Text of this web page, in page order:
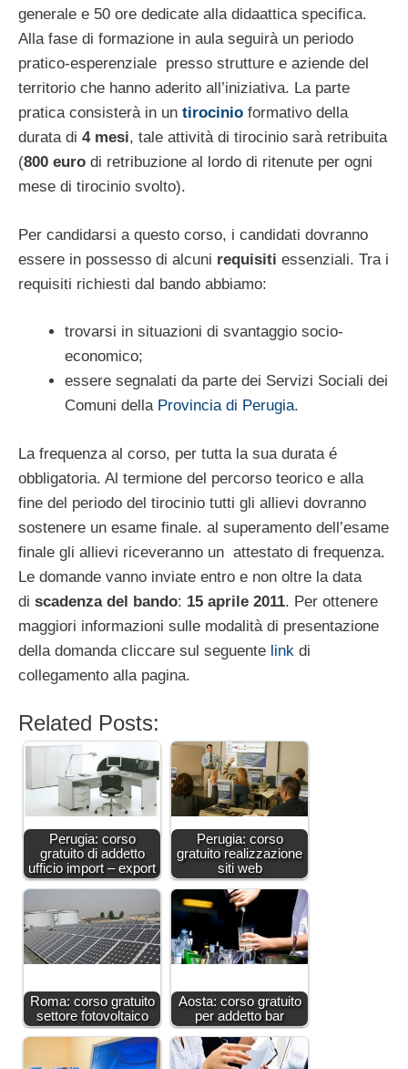
generale e 50 ore dedicate alla didaattica specifica.
Alla fase di formazione in aula seguirà un periodo
pratico-esperenziale presso strutture e aziende del
territorio che hanno aderito all’iniziativa. La parte
pratica consisterà in un tirocinio formativo della
durata di 4 mesi, tale attività di tirocinio sarà retribuita
(800 euro di retribuzione al lordo di ritenute per ogni
mese di tirocinio svolto).
Per candidarsi a questo corso, i candidati dovranno
essere in possesso di alcuni requisiti essenziali. Tra i
requisiti richiesti dal bando abbiamo:
trovarsi in situazioni di svantaggio socio-
economico;
essere segnalati da parte dei Servizi Sociali dei
Comuni della Provincia di Perugia.
La frequenza al corso, per tutta la sua durata é
obbligatoria. Al termione del percorso teorico e alla
fine del periodo del tirocinio tutti gli allievi dovranno
sostenere un esame finale. al superamento dell’esame
finale gli allievi riceveranno un attestato di frequenza.
Le domande vanno inviate entro e non oltre la data
di scadenza del bando: 15 aprile 2011. Per ottenere
maggiori informazioni sulle modalità di presentazione
della domanda cliccare sul seguente link di
collegamento alla pagina.
Related Posts:
Perugia: corso
gratuito di addetto
ufficio import – export
Perugia: corso
gratuito realizzazione
siti web
Roma: corso gratuito
settore fotovoltaico
Aosta: corso gratuito
per addetto bar